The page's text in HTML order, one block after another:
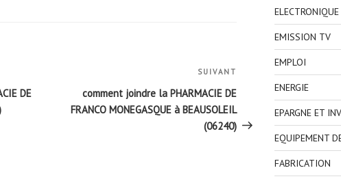
DE
suivant
SUIVANT
comment joindre la PHARMACIE DE
FRANCO MONEGASQUE à BEAUSOLEIL
(06240)
EMISSION TV
EMPLOI
ENERGIE
EPARGNE ET
EQUIPEMENT
FABRICATION